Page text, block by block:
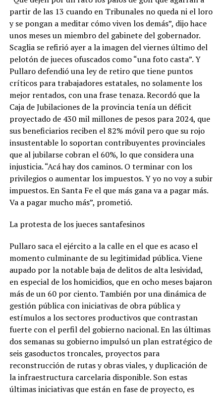
partir de las 13 cuando en Tribunales no queda ni el loro
y se pongan a meditar cómo viven los demás”, dijo hace
unos meses un miembro del gabinete del gobernador.
Scaglia se refirió ayer a la imagen del viernes último del
pelotón de jueces ofuscados como “una foto casta”. Y
Pullaro defendió una ley de retiro que tiene puntos
críticos para trabajadores estatales, no solamente los
mejor rentados, con una frase tenaza. Recordó que la
Caja de Jubilaciones de la provincia tenía un déficit
proyectado de 430 mil millones de pesos para 2024, que
sus beneficiarios reciben el 82% móvil pero que su rojo
insustentable lo soportan contribuyentes provinciales
que al jubilarse cobran el 60%, lo que considera una
injusticia. “Acá hay dos caminos. O terminar con los
privilegios o aumentar los impuestos. Y yo no voy a subir
impuestos. En Santa Fe el que más gana va a pagar más.
Va a pagar mucho más”, prometió.
La protesta de los jueces santafesinos
Pullaro saca el ejército a la calle en el que es acaso el
momento culminante de su legitimidad pública. Viene
aupado por la notable baja de delitos de alta lesividad,
en especial de los homicidios, que en ocho meses bajaron
más de un 60 por ciento. También por una dinámica de
gestión pública con iniciativas de obra pública y
estímulos a los sectores productivos que contrastan
fuerte con el perfil del gobierno nacional. En las últimas
dos semanas su gobierno impulsó un plan estratégico de
seis gasoductos troncales, proyectos para
reconstrucción de rutas y obras viales, y duplicación de
la infraestructura carcelaria disponible. Son estas
últimas iniciativas que están en fase de proyecto, es